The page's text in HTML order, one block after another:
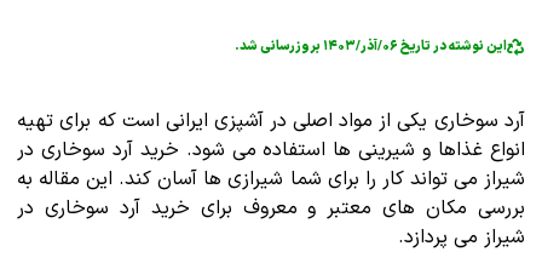
این نوشته در تاریخ ۰۶/آذر/۱۴۰۳ بروزرسانی شد.
آرد سوخاری یکی از مواد اصلی در آشپزی ایرانی است که برای تهیه
انواع غذاها و شیرینی ها استفاده می شود. خرید آرد سوخاری در
شیراز می تواند کار را برای شما شیرازی ها آسان کند. این مقاله به
بررسی مکان های معتبر و معروف برای خرید آرد سوخاری در
شیراز می پردازد.